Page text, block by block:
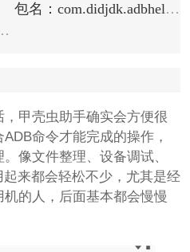
包名：com.didjdk.adbhelper
甲壳虫助手确实会方便很
命令才能完成的操作，
像文件整理、设备调试、
来都会轻松不少，尤其是经
的人，后面基本都会慢慢